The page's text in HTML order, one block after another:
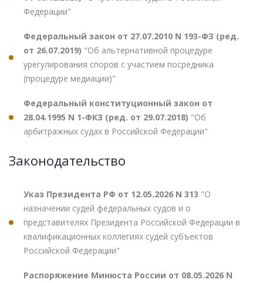
Федерации"
Федеральный закон от 27.07.2010 N 193-ФЗ (ред.
от 26.07.2019) "Об альтернативной процедуре
урегулирования споров с участием посредника
(процедуре медиации)"
Федеральный конституционный закон от
28.04.1995 N 1-ФКЗ (ред. от 29.07.2018) "Об
арбитражных судах в Российской Федерации"
Законодательство
Указ Президента РФ от 12.05.2026 N 313 "О
назначении судей федеральных судов и о
представителях Президента Российской Федерации в
квалификационных коллегиях судей субъектов
Российской Федерации"
Распоряжение Минюста России от 08.05.2026 N